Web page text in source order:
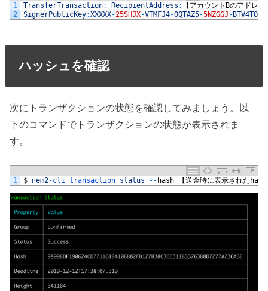
1
2
TransferTransaction: RecipientAddress : 【アカウント Bのアドレス
SignerPublicKey:XXXXX-25SHJX-VTMFJ4-OQTAZ5-5NZGGJ -BTV4TO
ハッシュを確認
次にトランザクションの状態を確認してみましょう。以
下のコマンドでトランザクションの状態が表示されま
す。
1 $ nem2-cli transaction status -- hash 【送金時に表示された hash